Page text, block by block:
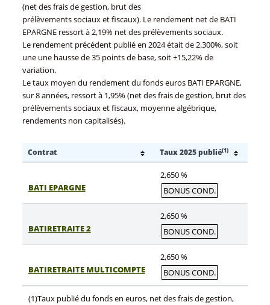
(net des frais de gestion, brut des
prélèvements sociaux et fiscaux). Le rendement net de BATI
EPARGNE ressort à 2,19% net des prélèvements sociaux.
Le rendement précédent publié en 2024 était de 2.300%, soit
une une hausse de 35 points de base, soit +15,22% de
variation.
Le taux moyen du rendement du fonds euros BATI EPARGNE,
sur 8 années, ressort à 1,95% (net des frais de gestion, brut des
prélèvements sociaux et fiscaux, moyenne algébrique,
rendements non capitalisés).
Contrat Taux 2025 publié(1)
BATI EPARGNE
2,650 %
BONUS COND.
BATIRETRAITE 2
2,650 %
BONUS COND.
BATIRETRAITE MULTICOMPTE
2,650 %
BONUS COND.
(1)Taux publié du fonds en euros, net des frais de gestion,